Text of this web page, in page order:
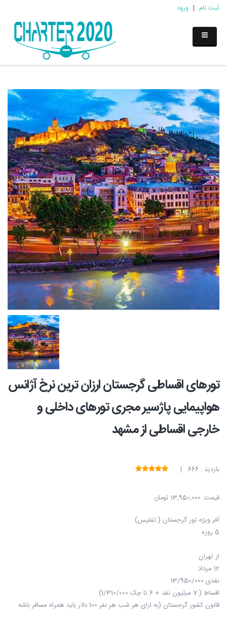
ثبت نام | ورود
تورهای اقساطی گرجستان ارزان ترین نرخ آژانس
هواپیمایی پاژسیر مجری تورهای داخلی و
خارجی اقساطی از مشهد
بازدید : 666 |
قیمت: 13,950,000 تومان
آفر ویژه تور گرجستان ( تفلیس)
5 روزه
از تهران
12 مرداد
نقدی 13/950/000
اقساط ( 7 میلیون نقد + 6 تا چک 1/310/000)
قانون کشور گرجستان (به ازای هر شب هر نفر 100 دلار باید همراه مسافر باشه